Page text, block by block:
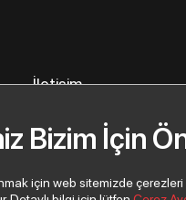
İletişim
İletişim Formu
Bizim İçin
için web sitemizde